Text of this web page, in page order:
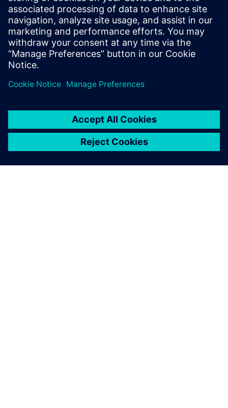
Weź udział w webinarze, aby dowiedzieć się, jak
przedsiębiorstwa wykorzystują symulacje CFD do
ulepszenia wydajności termicznej, produktywności i
sprawności reaktorów chemicznych.